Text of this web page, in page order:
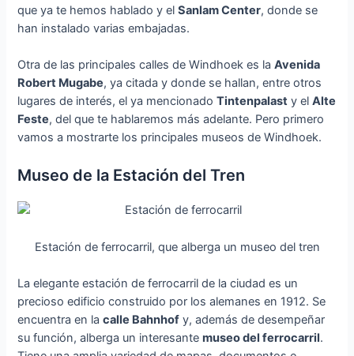
que ya te hemos hablado y elSanlam Center, donde se
han instalado varias embajadas.
Otra de las principales calles de Windhoek es laAvenida
Robert Mugabe, ya citada y donde se hallan, entre otros
lugares de interés, el ya mencionadoTintenpalast y elAlte
Feste, del que te hablaremos más adelante. Pero primero
vamos a mostrarte los principales museos de Windhoek.
Museo de la Estación del Tren
Estación de ferrocarril, que alberga un museo del tren
La elegante estación de ferrocarril de la ciudad es un
precioso edificio construido por los alemanes en 1912. Se
encuentra en lacalle Bahnhof y, además de desempeñar
su función, alberga un interesantemuseo del ferrocarril.